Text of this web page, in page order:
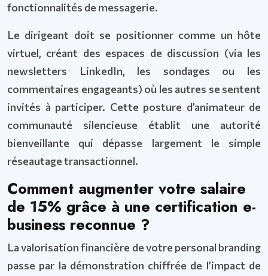
fonctionnalités de messagerie.
Le dirigeant doit se positionner comme un hôte
virtuel, créant des espaces de discussion (via les
newsletters LinkedIn, les sondages ou les
commentaires engageants) où les autres se sentent
invités à participer. Cette posture d’animateur de
communauté silencieuse établit une autorité
bienveillante qui dépasse largement le simple
réseautage transactionnel.
Comment augmenter votre salaire
de 15% grâce à une certification e-
business reconnue ?
La valorisation financière de votre personal branding
passe par la démonstration chiffrée de l’impact de